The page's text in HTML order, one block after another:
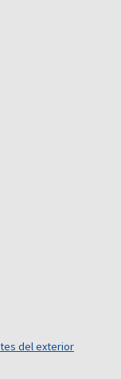
del exterior